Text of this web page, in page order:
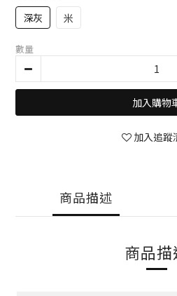
深灰 米
數量
加入購物
加入追蹤
商品描述
商品描